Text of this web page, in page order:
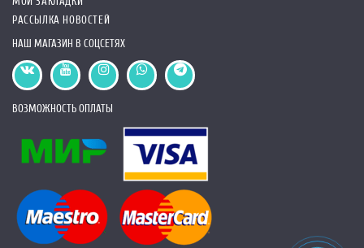
РАССЫЛКА НОВОСТЕЙ
НАШ МАГАЗИН В СОЦСЕТЯХ
ВОЗМОЖНОСТЬ ОПЛАТЫ